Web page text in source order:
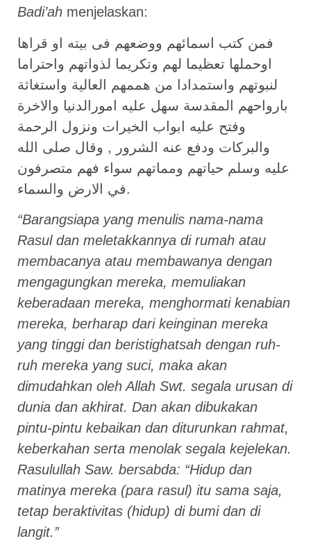
Badi’ah menjelaskan:
فمن كتب اسمائهم ووضعهم فى بيته او قراها
اوحملها تعظيما لهم وتكريما لذواتهم واحتراما
لنبوتهم واستمدادا من هممهم العالية واستغاثة
بارواحهم المقدسة سهل عليه امورالدنيا والاخرة
وفتح عليه ابواب الخيرات ونزول الرحمة
والبركات ودفع عنه الشرور , وقال صلى الله
عليه وسلم حياتهم ومماتهم سواء فهم متصرفون
في الارض والسماء.
“Barangsiapa yang menulis nama-nama
Rasul dan meletakkannya di rumah atau
membacanya atau membawanya dengan
mengagungkan mereka, memuliakan
keberadaan mereka, menghormati kenabian
mereka, berharap dari keinginan mereka
yang tinggi dan beristighatsah dengan ruh-
ruh mereka yang suci, maka akan
dimudahkan oleh Allah Swt. segala urusan di
dunia dan akhirat. Dan akan dibukakan
pintu-pintu kebaikan dan diturunkan rahmat,
keberkahan serta menolak segala kejelekan.
Rasulullah Saw. bersabda: “Hidup dan
matinya mereka (para rasul) itu sama saja,
tetap beraktivitas (hidup) di bumi dan di
langit.”